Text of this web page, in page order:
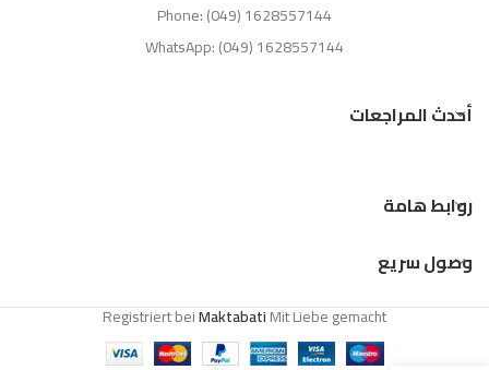
Phone: (049) 1628557144
WhatsApp: (049) 1628557144
أحدث المراجعات
روابط هامة
وصول سريع
Registriert beiMaktabatiMit Liebe gemacht